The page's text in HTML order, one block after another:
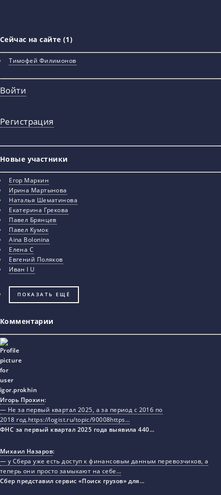
Сейчас на сайте (1)
Тимофей Филимонов
Войти
Регистрация
Новые участники
Егор Маркин
Ирина Мартынова
Наталья Шематинова
Екатерина Грекова
Павел Брянцев
Павел Кумок
Aina Bolonina
Елена С
Евгений Поляков
Иван I U
ПОКАЗАТЬ ЕЩЁ
Комментарии
Игорь Прохин:
— Не за первый квартал 2025, а за период с 2016 по
2018 год.https://logist.ru/topic/90008https…
ФНС за первый квартал 2025 года выявила 440…
Михаил Назаров:
— у Сбера уже есть доступ к финансовым данным перевозчиков, а
теперь они просто замыкают на себе…
Сбер представил сервис «Поиск грузов» для…